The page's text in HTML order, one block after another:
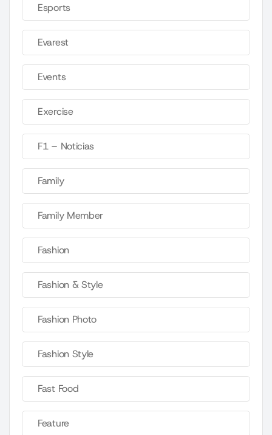
Esports
Evarest
Events
Exercise
F1 – Noticias
Family
Family Member
Fashion
Fashion & Style
Fashion Photo
Fashion Style
Fast Food
Feature